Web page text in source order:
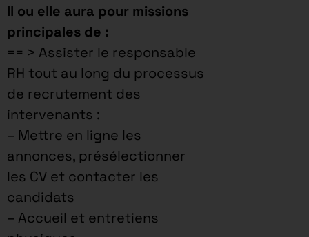
Il ou elle aura pour missions
principales de :
== > Assister le responsable
RH tout au long du processus
de recrutement des
intervenants :
– Mettre en ligne les
annonces, présélectionner
les CV et contacter les
candidats
– Accueil et entretiens